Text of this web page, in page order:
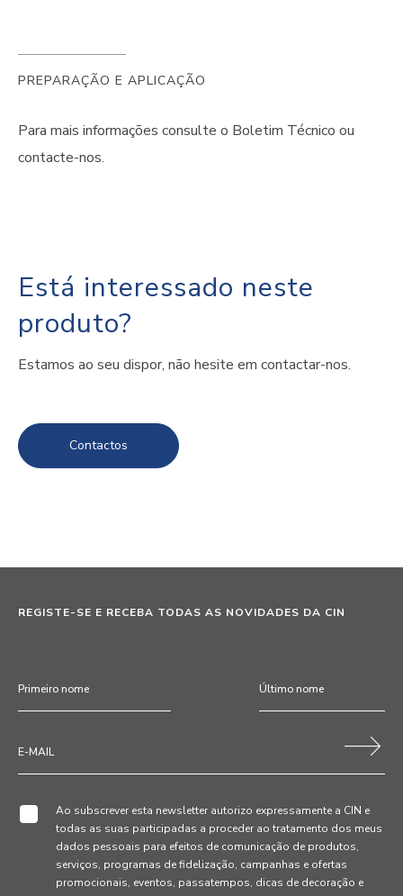
PREPARAÇÃO E APLICAÇÃO
Para mais informações consulte o Boletim Técnico ou
contacte-nos.
Está interessado neste
produto?
Estamos ao seu dispor, não hesite em contactar-nos.
Contactos
REGISTE-SE E RECEBA TODAS AS NOVIDADES DA CIN
Ao subscrever esta newsletter autorizo expressamente a CIN e
todas as suas participadas a proceder ao tratamento dos meus
dados pessoais para efeitos de comunicação de produtos,
serviços, programas de fidelização, campanhas e ofertas
promocionais, eventos, passatempos, dicas de decoração e